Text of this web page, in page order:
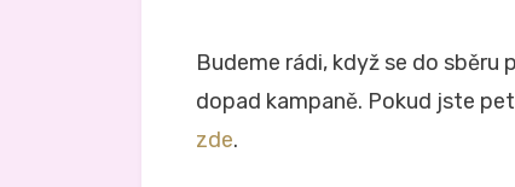
Budeme rádi, když se do
dopad kampaně. Pokud jste
zde.